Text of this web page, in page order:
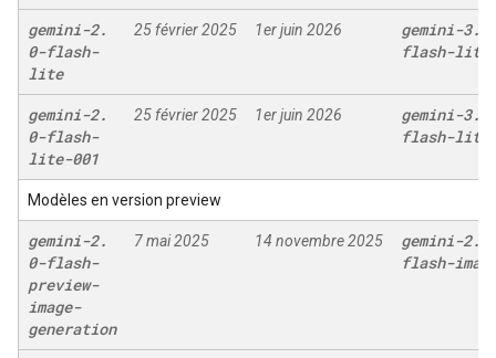
gemini-2.
0-flash-
lite
25 février 2025 1er juin 2026 gemini-3.
flash-lite
gemini-2.
0-flash-
lite-001
25 février 2025 1er juin 2026 gemini-3.
flash-lite
Modèles en version preview
gemini-2.
0-flash-
preview-
image-
generation
7 mai 2025 14 novembre 2025 gemini-2.
flash-